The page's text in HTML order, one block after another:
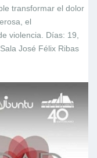
transformar el dolor
el
violencia. Días: 19,
José Félix Ribas